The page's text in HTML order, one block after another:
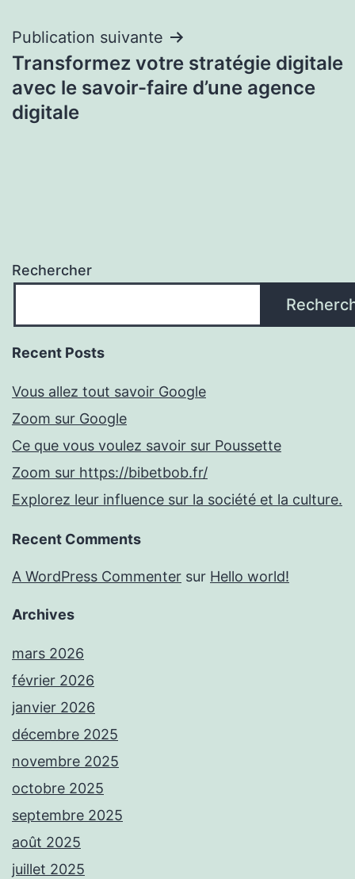
Publication suivante
Transformez votre stratégie digitale
avec le savoir-faire d’une agence
digitale
Rechercher
Recent Posts
Vous allez tout savoir Google
Zoom sur Google
Ce que vous voulez savoir sur Poussette
Zoom sur https://bibetbob.fr/
Explorez leur influence sur la société et la culture.
Recent Comments
A WordPress Commenter sur Hello world!
Archives
mars 2026
février 2026
janvier 2026
décembre 2025
novembre 2025
octobre 2025
septembre 2025
août 2025
juillet 2025